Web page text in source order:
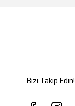
Bizi Takip Edin!